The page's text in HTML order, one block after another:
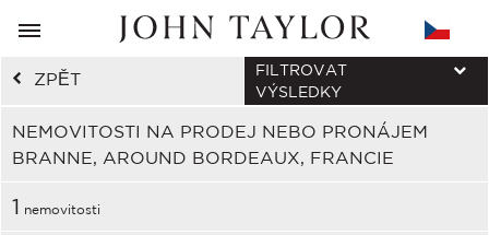
ZPĚT
NEMOVITOSTI NA PRODEJ NEBO PRONÁJEM
BRANNE, AROUND BORDEAUX, FRANCIE
FILTROVAT
VÝSLEDKY
1 nemovitosti